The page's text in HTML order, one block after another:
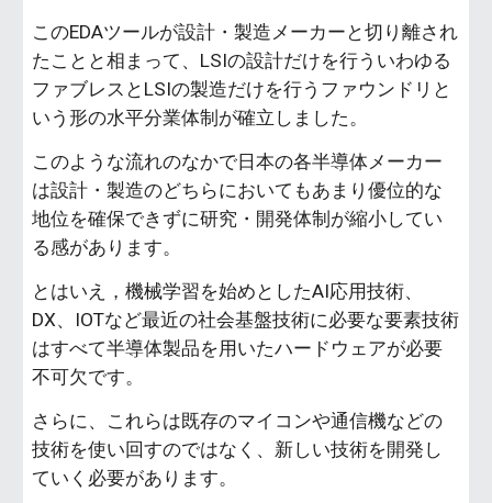
このEDAツールが設計・製造メーカーと切り離され
たことと相まって、LSIの設計だけを行ういわゆる
ファブレスとLSIの製造だけを行うファウンドリと
いう形の水平分業体制が確立しました。
このような流れのなかで日本の各半導体メーカー
は設計・製造のどちらにおいてもあまり優位的な
地位を確保できずに研究・開発体制が縮小してい
る感があります。
とはいえ，機械学習を始めとしたAI応用技術、
DX、IOTなど最近の社会基盤技術に必要な要素技術
はすべて半導体製品を用いたハードウェアが必要
不可欠です。
さらに、これらは既存のマイコンや通信機などの
技術を使い回すのではなく、新しい技術を開発し
ていく必要があります。